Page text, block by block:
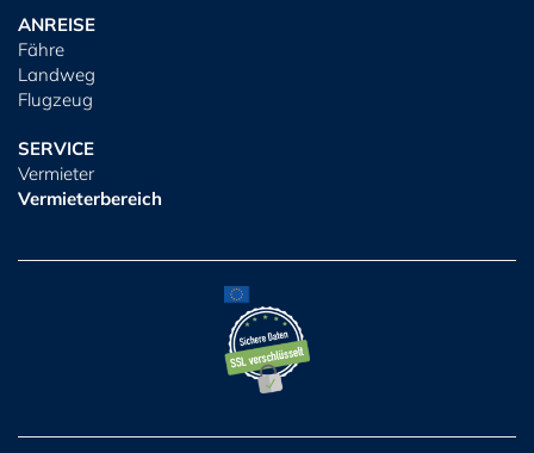
ANREISE
Fähre
Landweg
Flugzeug
SERVICE
Vermieter
Vermieterbereich